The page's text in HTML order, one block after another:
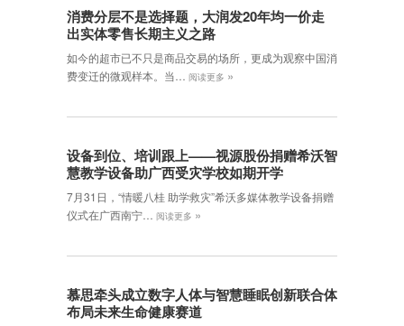
消费分层不是选择题，大润发20年均一价走
出实体零售长期主义之路
如今的超市已不只是商品交易的场所，更成为观察中国消
费变迁的微观样本。当…
阅读更多 »
设备到位、培训跟上——视源股份捐赠希沃智
慧教学设备助广西受灾学校如期开学
7月31日，“情暖八桂 助学救灾”希沃多媒体教学设备捐赠
仪式在广西南宁…
阅读更多 »
慕思牵头成立数字人体与智慧睡眠创新联合体
布局未来生命健康赛道